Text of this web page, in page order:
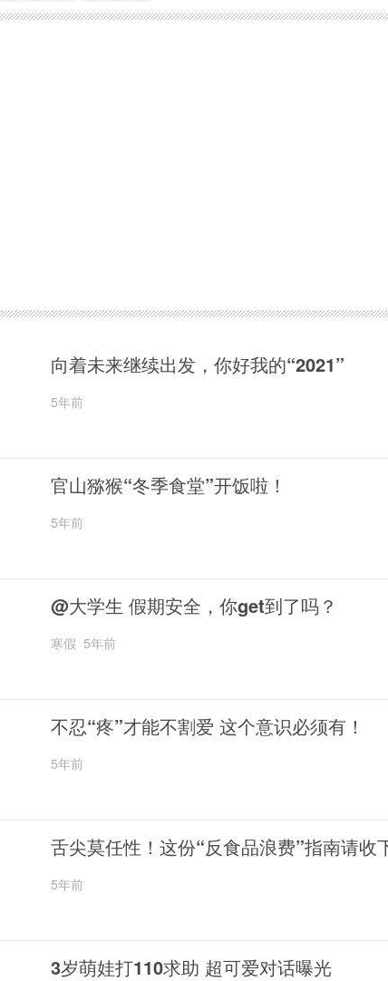
向着未来继续出发，你好我的“2021”
5年前
官山猕猴“冬季食堂”开饭啦！
5年前
@大学生 假期安全，你get到了吗？
寒假 5年前
不忍“疼”才能不割爱 这个意识必须有！
5年前
舌尖莫任性！这份“反食品浪费”指南请收
5年前
3岁萌娃打110求助 超可爱对话曝光